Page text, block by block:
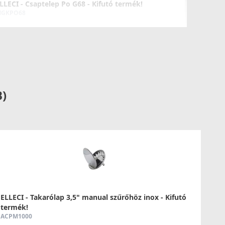
- Csaptelep Po G68 - Kifutó termék!
ELLECI - Csaptelep Senna G68
78 990 Ft
ELLECI - Takarólap 3,5" manual szűrőhöz inox - Kifutó
termék!
ACPM1000